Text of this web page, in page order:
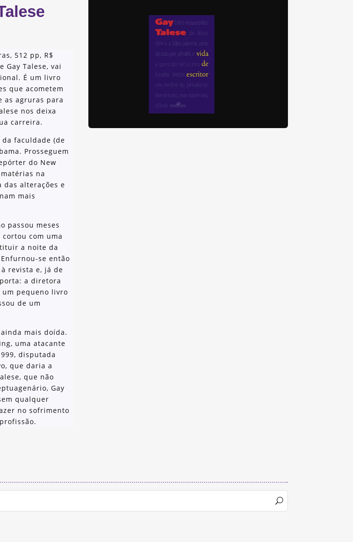
512 pp, R$
Gay Talese, vai
É um livro
que acometem
as agruras para
nos deixa
carreira.
faculdade (de
Prosseguem
do New
na
das alterações e
mais
passou meses
com uma
a noite da
se então
revista e, já de
a diretora
um pequeno livro
de um
mais doída.
uma atacante
disputada
que daria a
que não
Gay
qualquer
no sofrimento